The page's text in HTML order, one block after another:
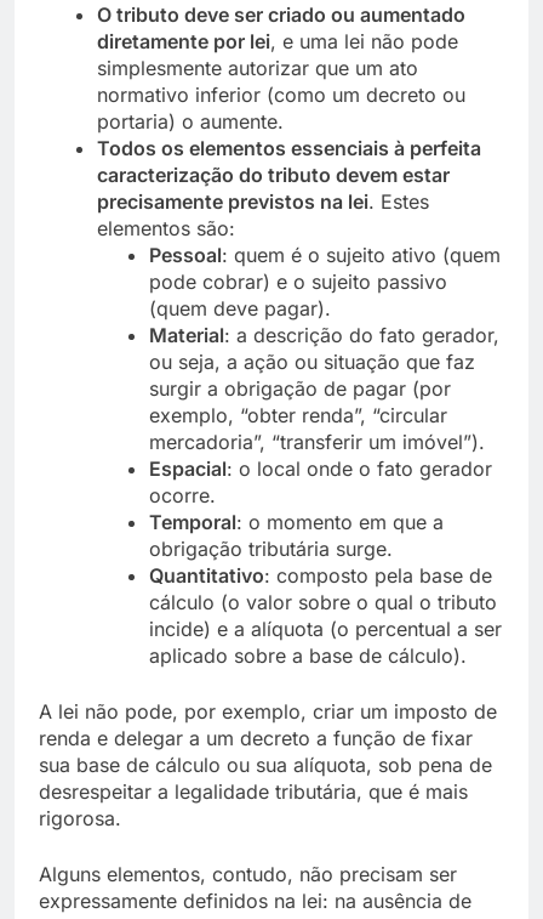
O tributo deve ser criado ou aumentado
diretamente por lei, e uma lei não pode
simplesmente autorizar que um ato
normativo inferior (como um decreto ou
portaria) o aumente.
Todos os elementos essenciais à perfeita
caracterização do tributo devem estar
precisamente previstos na lei. Estes
elementos são:
Pessoal: quem é o sujeito ativo (quem
pode cobrar) e o sujeito passivo
(quem deve pagar).
Material: a descrição do fato gerador,
ou seja, a ação ou situação que faz
surgir a obrigação de pagar (por
exemplo, “obter renda”, “circular
mercadoria”, “transferir um imóvel”).
Espacial: o local onde o fato gerador
ocorre.
Temporal: o momento em que a
obrigação tributária surge.
Quantitativo: composto pela base de
cálculo (o valor sobre o qual o tributo
incide) e a alíquota (o percentual a ser
aplicado sobre a base de cálculo).
A lei não pode, por exemplo, criar um imposto de
renda e delegar a um decreto a função de fixar
sua base de cálculo ou sua alíquota, sob pena de
desrespeitar a legalidade tributária, que é mais
rigorosa.
Alguns elementos, contudo, não precisam ser
expressamente definidos na lei: na ausência de